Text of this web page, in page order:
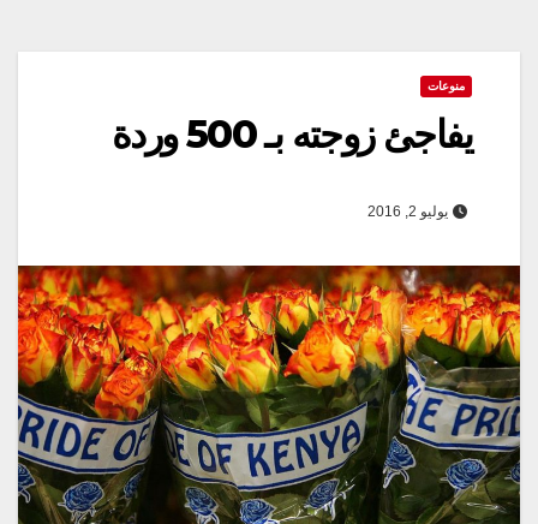
منوعات
يفاجئ زوجته بـ 500 وردة
يوليو 2, 2016